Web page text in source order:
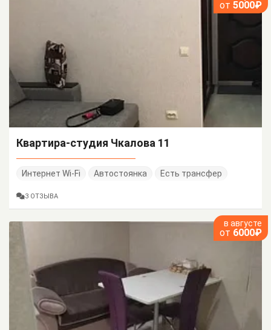
от 5000₽
Квартира-студия Чкалова 11
Интернет Wi-Fi Автостоянка Есть трансфер
3 ОТЗЫВА
в августе
от 6000₽